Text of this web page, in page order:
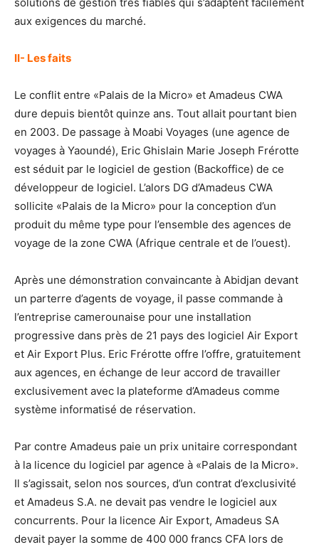
solutions de gestion très fiables qui s’adaptent facilement
aux exigences du marché.
II- Les faits
Le conflit entre «Palais de la Micro» et Amadeus CWA
dure depuis bientôt quinze ans. Tout allait pourtant bien
en 2003. De passage à Moabi Voyages (une agence de
voyages à Yaoundé), Eric Ghislain Marie Joseph Frérotte
est séduit par le logiciel de gestion (Backoffice) de ce
développeur de logiciel. L’alors DG d’Amadeus CWA
sollicite «Palais de la Micro» pour la conception d’un
produit du même type pour l’ensemble des agences de
voyage de la zone CWA (Afrique centrale et de l’ouest).
Après une démonstration convaincante à Abidjan devant
un parterre d’agents de voyage, il passe commande à
l’entreprise camerounaise pour une installation
progressive dans près de 21 pays des logiciel Air Export
et Air Export Plus. Eric Frérotte offre l’offre, gratuitement
aux agences, en échange de leur accord de travailler
exclusivement avec la plateforme d’Amadeus comme
système informatisé de réservation.
Par contre Amadeus paie un prix unitaire correspondant
à la licence du logiciel par agence à «Palais de la Micro».
Il s’agissait, selon nos sources, d’un contrat d’exclusivité
et Amadeus S.A. ne devait pas vendre le logiciel aux
concurrents. Pour la licence Air Export, Amadeus SA
devait payer la somme de 400 000 francs CFA lors de